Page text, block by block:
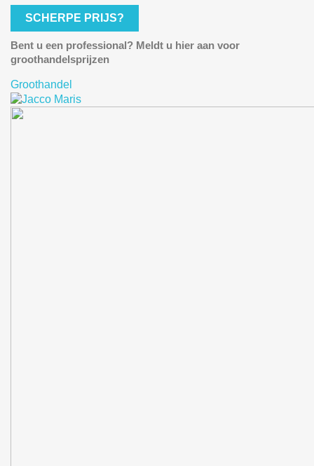
SCHERPE PRIJS?
Bent u een professional? Meldt u hier aan voor
groothandelsprijzen
Groothandel